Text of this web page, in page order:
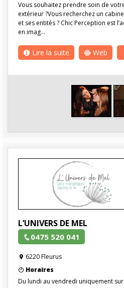
Vous souhaitez prendre soin de
extérieur ?Vous recherchez un
et ses entités ? Chic Perception est
en imag…
Lire la suite Web
L’UNIVERS DE MEL
0475 520 041
6220 Fleurus
Horaires
Du lundi au vendredi uniquement sur